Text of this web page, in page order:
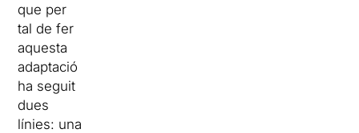
que per
tal de fer
aquesta
adaptació
ha seguit
dues
línies: una